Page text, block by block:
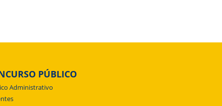
PÚBLICO
Administrativo